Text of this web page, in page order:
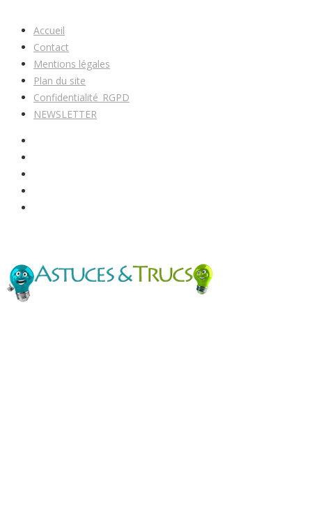
Accueil
Contact
Mentions légales
Plan du site
Confidentialité_RGPD
NEWSLETTER